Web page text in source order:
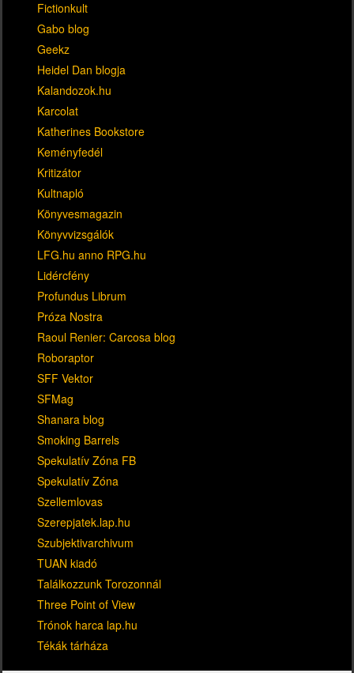
Fictionkult
Gabo blog
Geekz
Heidel Dan blogja
Kalandozok.hu
Karcolat
Katherines Bookstore
Keményfedél
Kritizátor
Kultnapló
Könyvesmagazin
Könyvvizsgálók
LFG.hu anno RPG.hu
Lidércfény
Profundus Librum
Próza Nostra
Raoul Renier: Carcosa blog
Roboraptor
SFF Vektor
SFMag
Shanara blog
Smoking Barrels
Spekulatív Zóna FB
Spekulatív Zóna
Szellemlovas
Szerepjatek.lap.hu
Szubjektivarchivum
TUAN kiadó
Találkozzunk Torozonnál
Three Point of View
Trónok harca lap.hu
Tékák tárháza